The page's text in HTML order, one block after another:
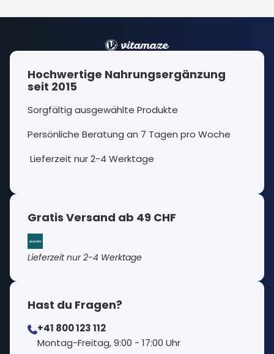
Hochwertige Nahrungsergänzung
seit 2015
Sorgfältig ausgewählte Produkte
Persönliche Beratung an 7 Tagen pro Woche
Lieferzeit nur 2-4 Werktage
Gratis Versand ab 49 CHF
Lieferzeit nur 2-4 Werktage
Hast du Fragen?
+41 800 123 112
⁠Montag-Freitag, 9:00 - 17:00 Uhr